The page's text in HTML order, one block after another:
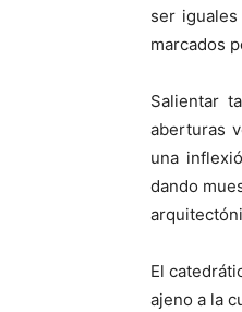
ser
marcados
Salientar
aberturas
una
dando
El
ajeno a la